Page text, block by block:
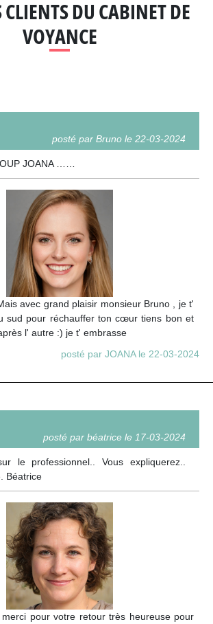
DU CABINET DE
VOYANCE
posté par Bruno le 22-03-2024
JOANA ……
avec grand plaisir monsieur Bruno , je t'
sud pour réchauffer ton cœur tiens bon et
l' autre :) je t' embrasse
posté par JOANA le 22-03-2024
posté par béatrice le 17-03-2024
le professionnel.. Vous expliquerez..
Béatrice
merci pour votre retour très heureuse pour